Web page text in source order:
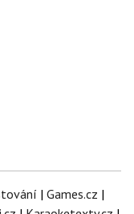
| Games.cz |